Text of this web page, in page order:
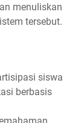
menuliskan
tersebut.
siswa
berbasis